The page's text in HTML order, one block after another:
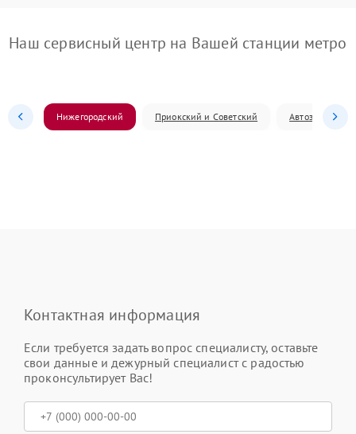
Наш сервисный центр на Вашей станции метро
Нижегородский Приокский и Советский Автозаводский
Контактная информация
Если требуется задать вопрос специалисту, оставьте
свои данные и дежурный специалист с радостью
проконсультирует Вас!